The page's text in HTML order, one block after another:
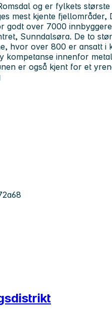
og er fylkets
mest kjente
godt over 7000
Sunndalsøra. De to
hvor over 800 er ansatt i
kompetanse innenfor
er også kjent for et